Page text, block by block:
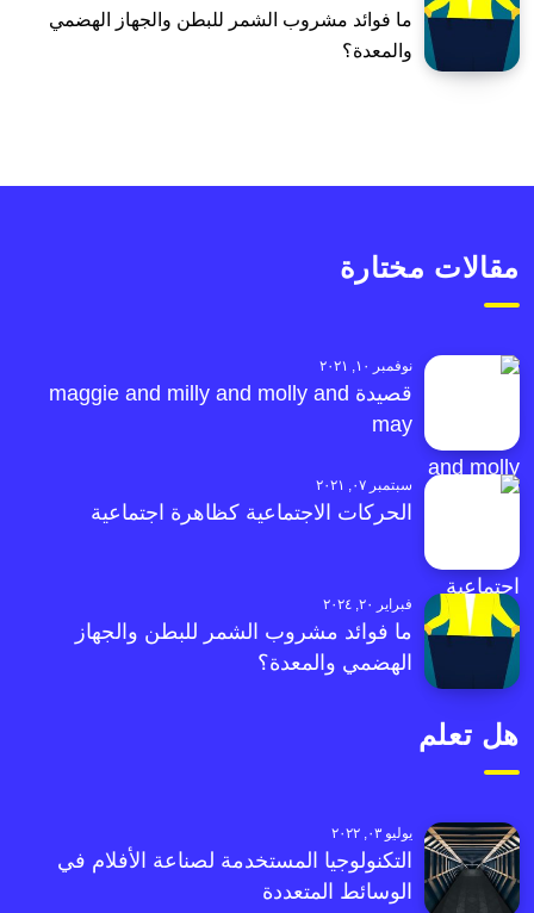
ما فوائد مشروب الشمر للبطن والجهاز الهضمي
والمعدة؟
مقالات مختارة
نوفمبر ١٠, ٢٠٢١
قصيدة maggie and milly and molly and
may
سبتمبر ٠٧, ٢٠٢١
الحركات الاجتماعية كظاهرة اجتماعية
فبراير ٢٠, ٢٠٢٤
ما فوائد مشروب الشمر للبطن والجهاز
الهضمي والمعدة؟
هل تعلم
يوليو ٠٣, ٢٠٢٢
التكنولوجيا المستخدمة لصناعة الأفلام في
الوسائط المتعددة